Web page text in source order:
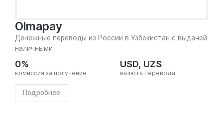
Olmapay
Денежные переводы из России в Узбекистан с выдачей
наличными
0%
комиссия за получение
USD, UZS
валюта перевода
Подробнее